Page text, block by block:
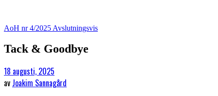
AoH nr 4/2025Avslutningsvis
Tack & Goodbye
18 augusti, 2025
av Joakim Sannagård